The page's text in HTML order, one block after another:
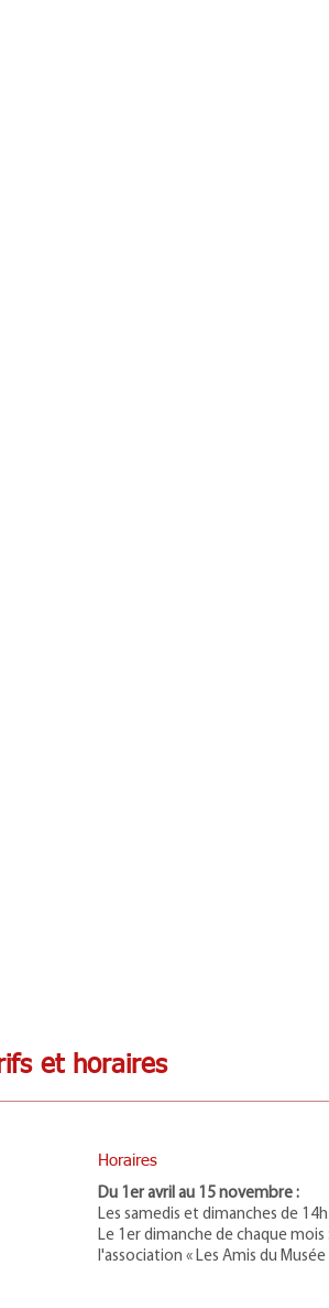
et horaires
Horaires
Du 1er avril au 15 novembre :
Les samedis et dimanches de 14h
Le 1er dimanche de chaque
l'association « Les Amis du Musée